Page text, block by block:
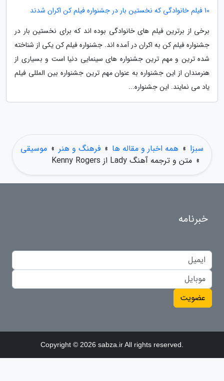
10 فیلم خانوادگی که نخستین بار در جشنواره فیلم کن اکران شدند
برخی از برترین فیلم های خانوادگی بوده اند که برای نخستین بار در
جشنواره فیلم کن به اکران در آمده اند. جشنواره فیلم کن یکی از شناخته
شده ترین و مهم ترین جشنواره های سینمایی دنیا است و بسیاری از
هنرمندان از این جشنواره به عنوان مهم ترین جشنواره بین المللی فیلم
یاد می نمایند. این جشنواره...
سبزا » همه اخبار و مقاله ها » فرهنگ و هنر » موسیقی
» متن و ترجمه آهنگ Lady از Kenny Rogers
خبرنامه
عضویت
Copyright © 2026 sabza.ir All rights reserved.